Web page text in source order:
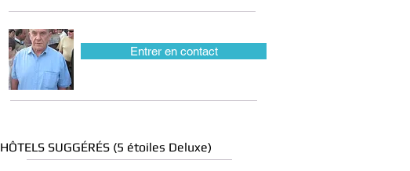
Entrer en contact
HÔTELS SUGGÉRÉS (5 étoiles Deluxe)